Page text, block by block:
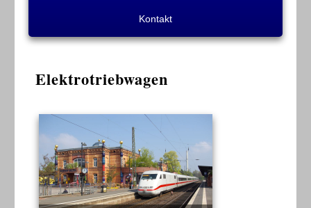
Kontakt
Elektrotriebwagen